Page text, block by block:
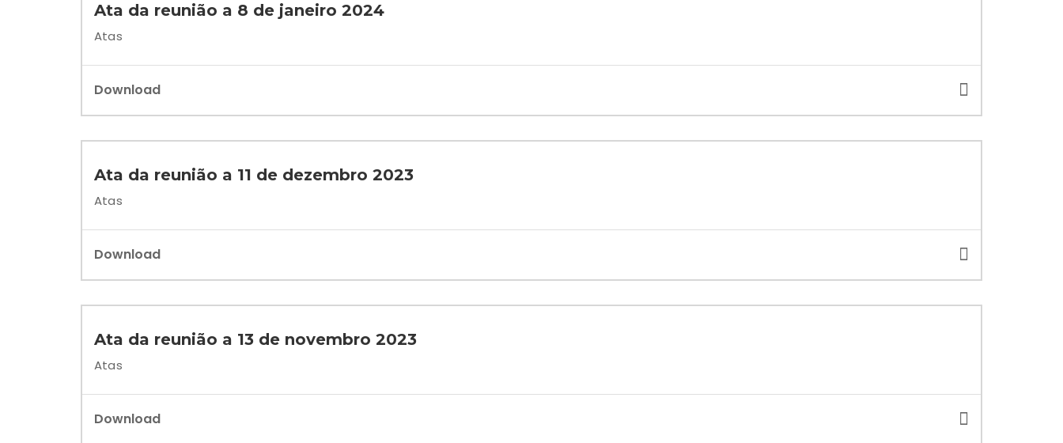
Ata da reunião a 8 de janeiro 2024
Atas
Download
Ata da reunião a 11 de dezembro 2023
Atas
Download
Ata da reunião a 13 de novembro 2023
Atas
Download